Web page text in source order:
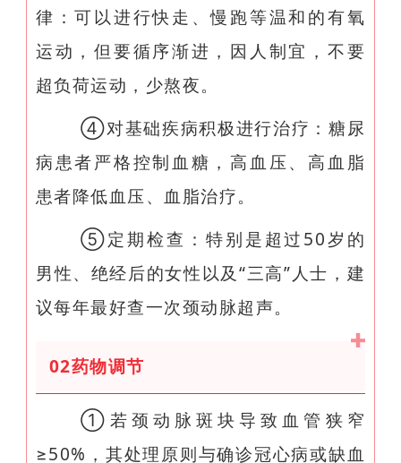
律：可以进行快走、慢跑等温和的有氧
运动，但要循序渐进，因人制宜，不要
超负荷运动，少熬夜。
④对基础疾病积极进行治疗：糖尿
病患者严格控制血糖，高血压、高血脂
患者降低血压、血脂治疗。
⑤定期检查：特别是超过50岁的
男性、绝经后的女性以及“三高”人士，建
议每年最好查一次颈动脉超声。
02药物调节
①若颈动脉斑块导致血管狭窄
≥50%，其处理原则与确诊冠心病或缺血